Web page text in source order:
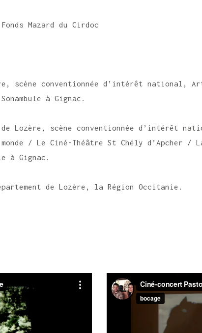
Mazard du Cirdoc
scène conventionnée d’intérêt
à Gignac.
Lozère, scène conventionnée d’intérêt
/ Le Ciné-Théâtre St Chély d’Apcher /
à Gignac.
de Lozère, la Région Occitanie.